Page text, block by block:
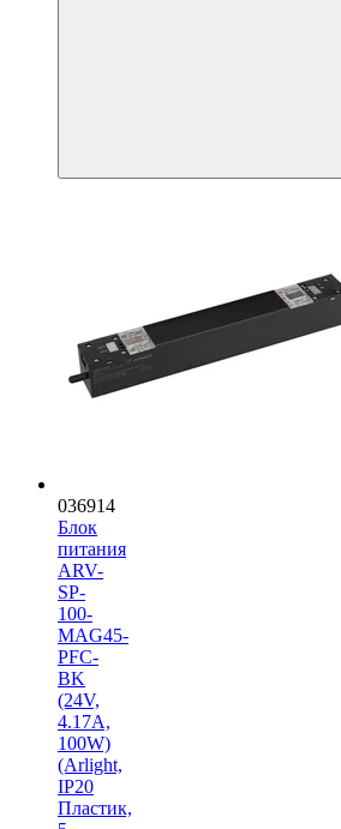
036914
Блок
питания
ARV-
SP-
100-
MAG45-
PFC-
BK
(24V,
4.17A,
100W)
(Arlight,
IP20
Пластик,